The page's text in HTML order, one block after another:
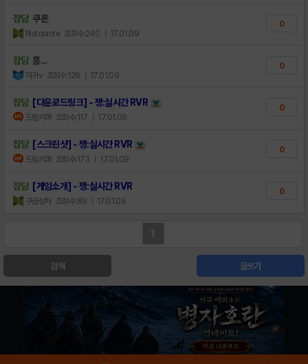
잡담 쿠폰
Ristorante 조회수:240 | 17.01.09
0
잡담 흠...
마귀v 조회수:126 | 17.01.09
0
잡담 [다운로드링크] - 쟁:실시간 RVR
드림키퍼 조회수:117 | 17.01.09
0
잡담 [스크린샷] - 쟁:실시간 RVR
드림키퍼 조회수:173 | 17.01.09
0
잡담 [게임소개] - 쟁:실시간 RVR
구급상자 조회수:89 | 17.01.09
0
1
검색 글쓰기